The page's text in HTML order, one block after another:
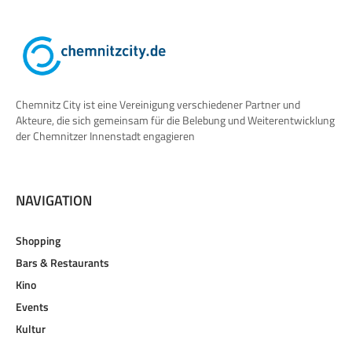
Chemnitz City ist eine Vereinigung verschiedener Partner und
Akteure, die sich gemeinsam für die Belebung und Weiterentwicklung
der Chemnitzer Innenstadt engagieren
NAVIGATION
Shopping
Bars & Restaurants
Kino
Events
Kultur